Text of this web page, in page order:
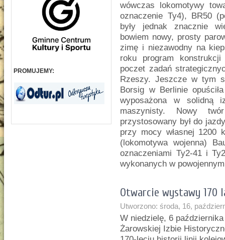
PROMUJEMY:
wówczas lokomotywy
oznaczenie Ty4), BR50
były jednak znacznie
bowiem nowy, prosty
zimę i niezawodny na
roku program konstrukcji
poczet zadań
Rzeszy. Jeszcze w tym
Borsig w Berlinie
wyposażona w solidną
maszynisty. Nowy
przystosowany był do
przy mocy własnej 1200
(lokomotywa wojenna)
oznaczeniami Ty2-41 i
wykonanych w
Otwarcie wystawy 170
Utworzono: środa, 16,
W niedzielę, 6
Żarowskiej Izbie